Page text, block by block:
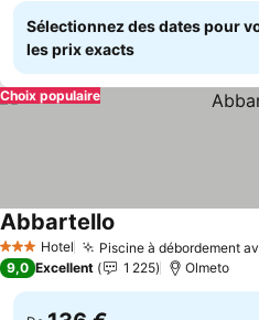
Sélectionnez des dates pour
les prix exacts
Choix populaire
3 ÉtoilesHotel Piscine à débordement
Abbartello
9,0 Excellent 1 225 Olmeto